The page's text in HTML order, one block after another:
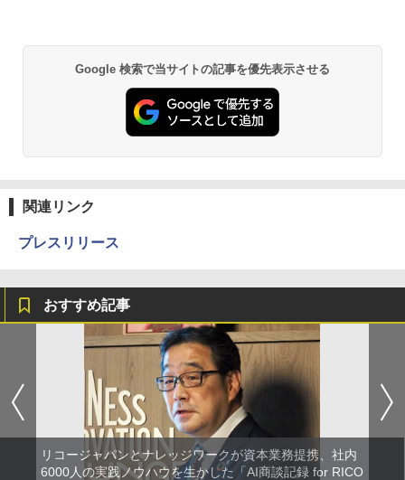
Google 検索で当サイトの記事を優先表示させる
関連リンク
プレスリリース
おすすめ記事
リコージャパンとナレッジワークが資本業務提携、社内
6000人の実践ノウハウを生かした「AI商談記録 for RICO